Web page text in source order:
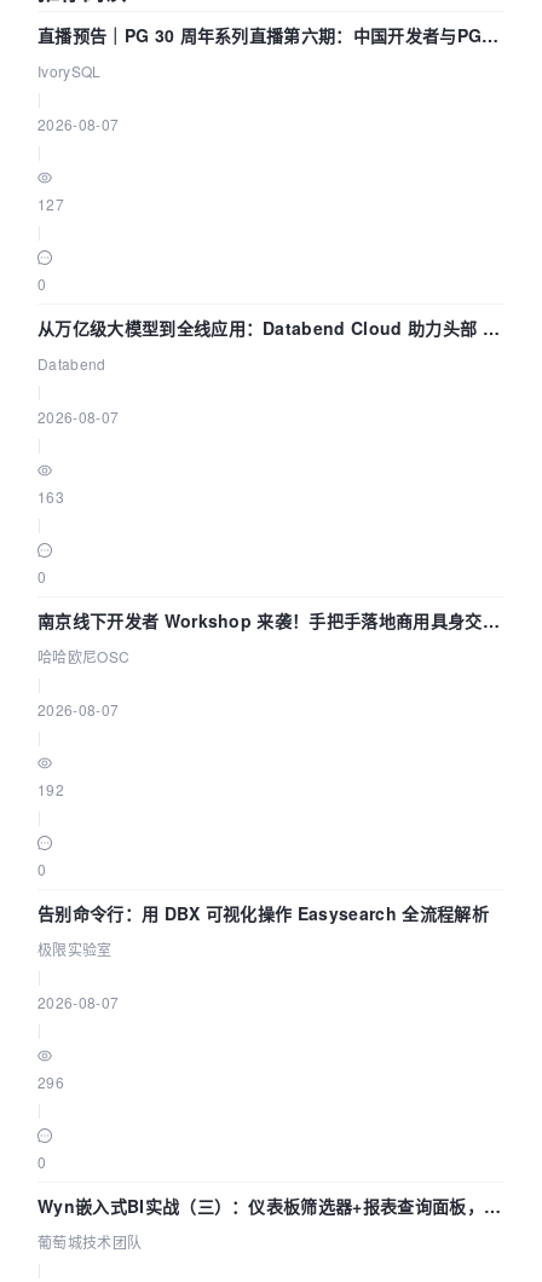
直播预告｜PG 30 周年系列直播第六期：中国开发者与PG内
核——我们改得动吗？我们贡献了什么？
IvorySQL
2026-08-07
127
0
从万亿级大模型到全线应用：Databend Cloud 助力头部 AI
企业构建全链路 Trace 数据管道
Databend
2026-08-07
163
0
南京线下开发者 Workshop 来袭！手把手落地商用具身交互
智能 Agent 应用
哈哈欧尼OSC
2026-08-07
192
0
告别命令行：用 DBX 可视化操作 Easysearch 全流程解析
极限实验室
2026-08-07
296
0
Wyn嵌入式BI实战（三）：仪表板筛选器+报表查询面板，参
数联动全闭环
葡萄城技术团队